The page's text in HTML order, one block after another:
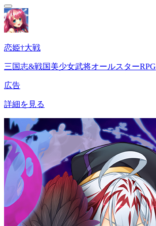
恋姫†大戦
三国志&戦国美少女武将オールスターRPG
広告
詳細を見る